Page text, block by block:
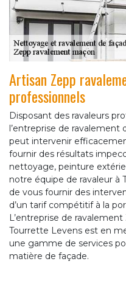
Artisan Zepp
professionnels
Disposant des ravaleurs
l’entreprise de ravalement
peut intervenir
fournir des résultats
nettoyage, peinture
notre équipe de ravaleur à
de vous fournir des
d’un tarif compétitif à la
L’entreprise de
Tourrette Levens est en
une gamme de services
matière de façade.